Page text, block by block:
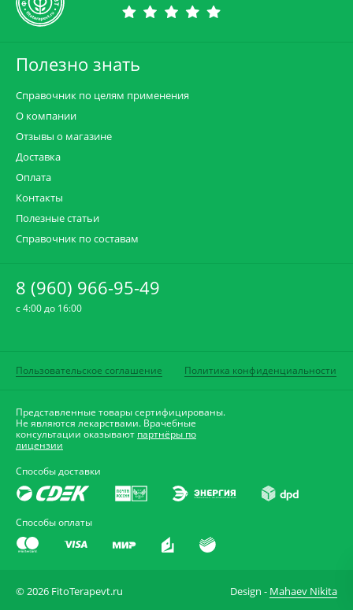
Полезно знать
Справочник по целям применения
О компании
Отзывы о магазине
Доставка
Оплата
Контакты
Полезные статьи
Справочник по составам
8 (960) 966-95-49
c 4:00 до 16:00
Пользовательское соглашение Политика конфиденциальности
Представленные товары сертифицированы.
Не являются лекарствами. Врачебные
консультации оказывают партнёры по
лицензии
Способы доставки
Способы оплаты
© 2026 FitoTerapevt.ru Design - Mahaev Nikita